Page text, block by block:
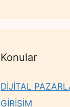
Konular
DİJİTAL
GİRİŞİM